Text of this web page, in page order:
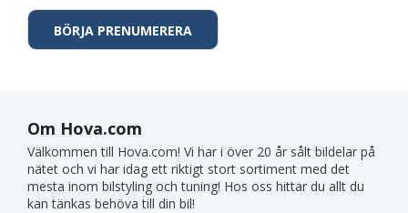
Om Hova.com
Välkommen till Hova.com! Vi har i över 20 år sålt bildelar på
nätet och vi har idag ett riktigt stort sortiment med det
mesta inom bilstyling och tuning! Hos oss hittar du allt du
kan tänkas behöva till din bil!